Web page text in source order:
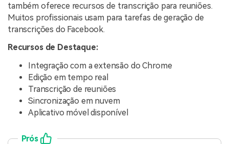
também oferece recursos de transcrição para reuniões.
Muitos profissionais usam para tarefas de geração de
transcrições do Facebook.
Recursos de Destaque:
Integração com a extensão do Chrome
Edição em tempo real
Transcrição de reuniões
Sincronização em nuvem
Aplicativo móvel disponível
Prós